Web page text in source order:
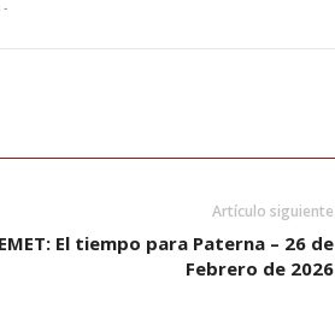
-
Artículo siguiente
El tiempo para Paterna – 26 de
Febrero de 2026